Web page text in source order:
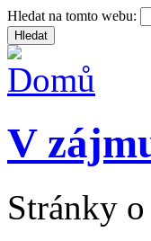
Hledat na tomto webu:
V
Stránky